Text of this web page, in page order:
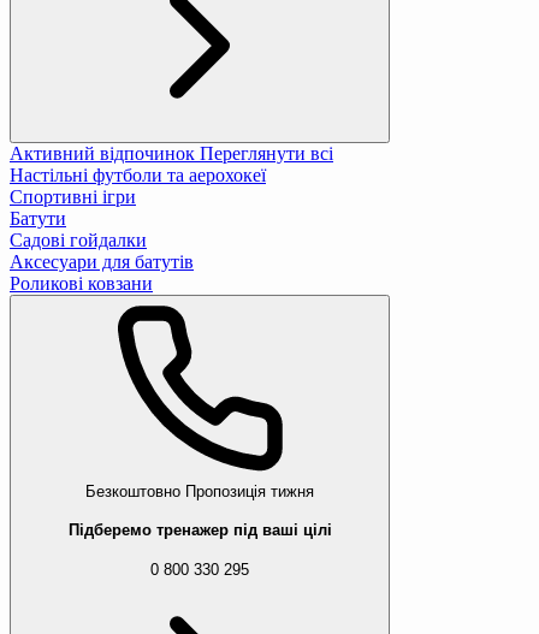
Активний відпочинок Переглянути всі
Настільні футболи та аерохокеї
Спортивні ігри
Батути
Садові гойдалки
Аксесуари для батутів
Роликові ковзани
Безкоштовно Пропозиція тижня
Підберемо тренажер під ваші цілі
0 800 330 295